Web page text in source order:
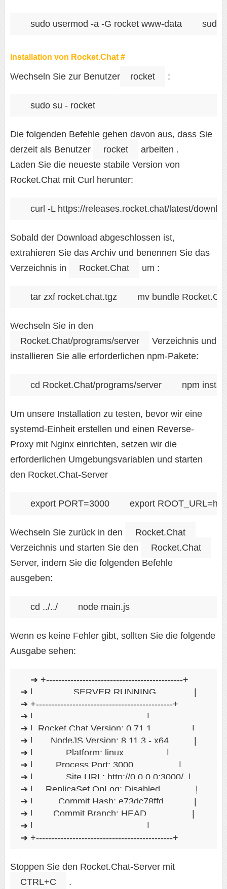
sudo usermod -a -G rocket www-data sudo
Installation von Rocket.Chat #
Wechseln Sie zur Benutzer rocket :
sudo su - rocket
Die folgenden Befehle gehen davon aus, dass Sie
derzeit als Benutzer
rocket
arbeiten .
Laden Sie die neueste stabile Version von
Rocket.Chat mit Curl herunter:
curl -L https://releases.rocket.chat/latest/
Sobald der Download abgeschlossen ist,
extrahieren Sie das Archiv und benennen Sie das
Verzeichnis in
Rocket.Chat um :
tar zxf rocket.chat.tgz mv bundle
Wechseln Sie in den
Rocket.Chat/programs/server
Verzeichnis und
installieren Sie alle erforderlichen npm-Pakete:
cd Rocket.Chat/programs/server npm install
Um unsere Installation zu testen, bevor wir eine
systemd-Einheit erstellen und einen Reverse-
Proxy mit Nginx einrichten, setzen wir die
erforderlichen Umgebungsvariablen und starten
den Rocket.Chat-Server
export PORT=3000 export
Wechseln Sie zurück in den
Rocket.Chat
Verzeichnis und starten Sie den
Rocket.Chat
Server, indem Sie die folgenden Befehle
ausgeben:
cd ../../ node main.js
Wenn es keine Fehler gibt, sollten Sie die folgende
Ausgabe sehen:
➔ +---------------------------------------------+
➔ |                SERVER RUNNING               |
➔ +---------------------------------------------+
➔ |                                             |
➔ |  Rocket.Chat Version: 0.71.1                |
➔ |       NodeJS Version: 8.11.3 - x64          |
➔ |             Platform: linux                 |
➔ |         Process Port: 3000                  |
➔ |             Site URL: http://0.0.0.0:3000/  |
➔ |     ReplicaSet OpLog: Disabled              |
➔ |          Commit Hash: e73dc78ffd            |
➔ |        Commit Branch: HEAD                  |
➔ |                                             |
Stoppen Sie den Rocket.Chat-Server mit
CTRL+C
.